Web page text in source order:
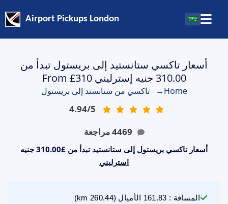
Airport Pickups London
أسعار تاكسي ستانستيد إلى بريستول تبدأ من
310.00 جنيه إسترليني From £310
Home
→ تاكسي من ستانستد إلى بريستول
4.94/5
4469مراجعة
أسعار تاكسي بريستول إلى ستانستيد تبدأ من £310.00 جنيه
استرليني
المسافة :
161.83 الأميال (
260.44